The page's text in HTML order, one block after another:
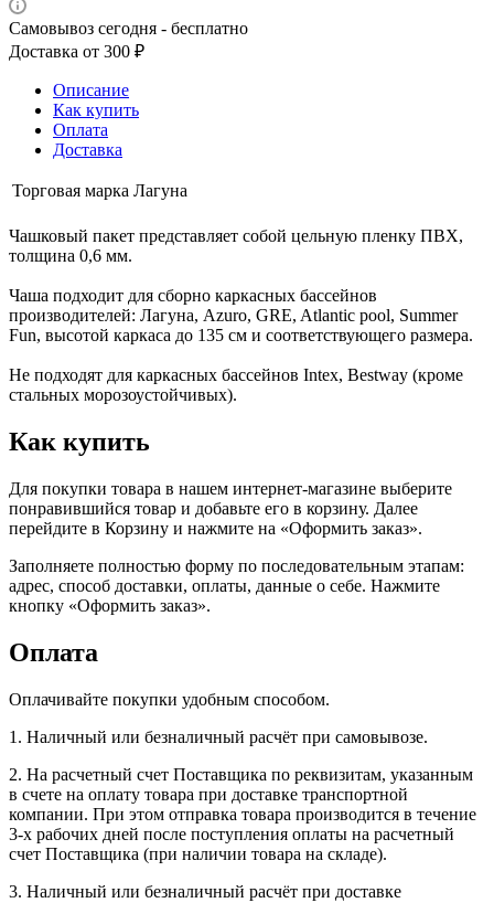
Самовывоз сегодня - бесплатно
Доставка от 300 ₽
Описание
Как купить
Оплата
Доставка
Торговая марка Лагуна
Чашковый пакет представляет собой цельную пленку ПВХ,
толщина 0,6 мм.
Чаша подходит для сборно каркасных бассейнов
производителей: Лагуна, Azuro, GRE, Atlantic pool, Summer
Fun, высотой каркаса до 135 см и соответствующего размера.
Не подходят для каркасных бассейнов Intex, Bestway (кроме
стальных морозоустойчивых).
Как купить
Для покупки товара в нашем интернет-магазине выберите
понравившийся товар и добавьте его в корзину. Далее
перейдите в Корзину и нажмите на «Оформить заказ».
Заполняете полностью форму по последовательным этапам:
адрес, способ доставки, оплаты, данные о себе. Нажмите
кнопку «Оформить заказ».
Оплата
Оплачивайте покупки удобным способом.
1. Наличный или безналичный расчёт при самовывозе.
2. На расчетный счет Поставщика по реквизитам, указанным
в счете на оплату товара при доставке транспортной
компании. При этом отправка товара производится в течение
3-х рабочих дней после поступления оплаты на расчетный
счет Поставщика (при наличии товара на складе).
3. Наличный или безналичный расчёт при доставке